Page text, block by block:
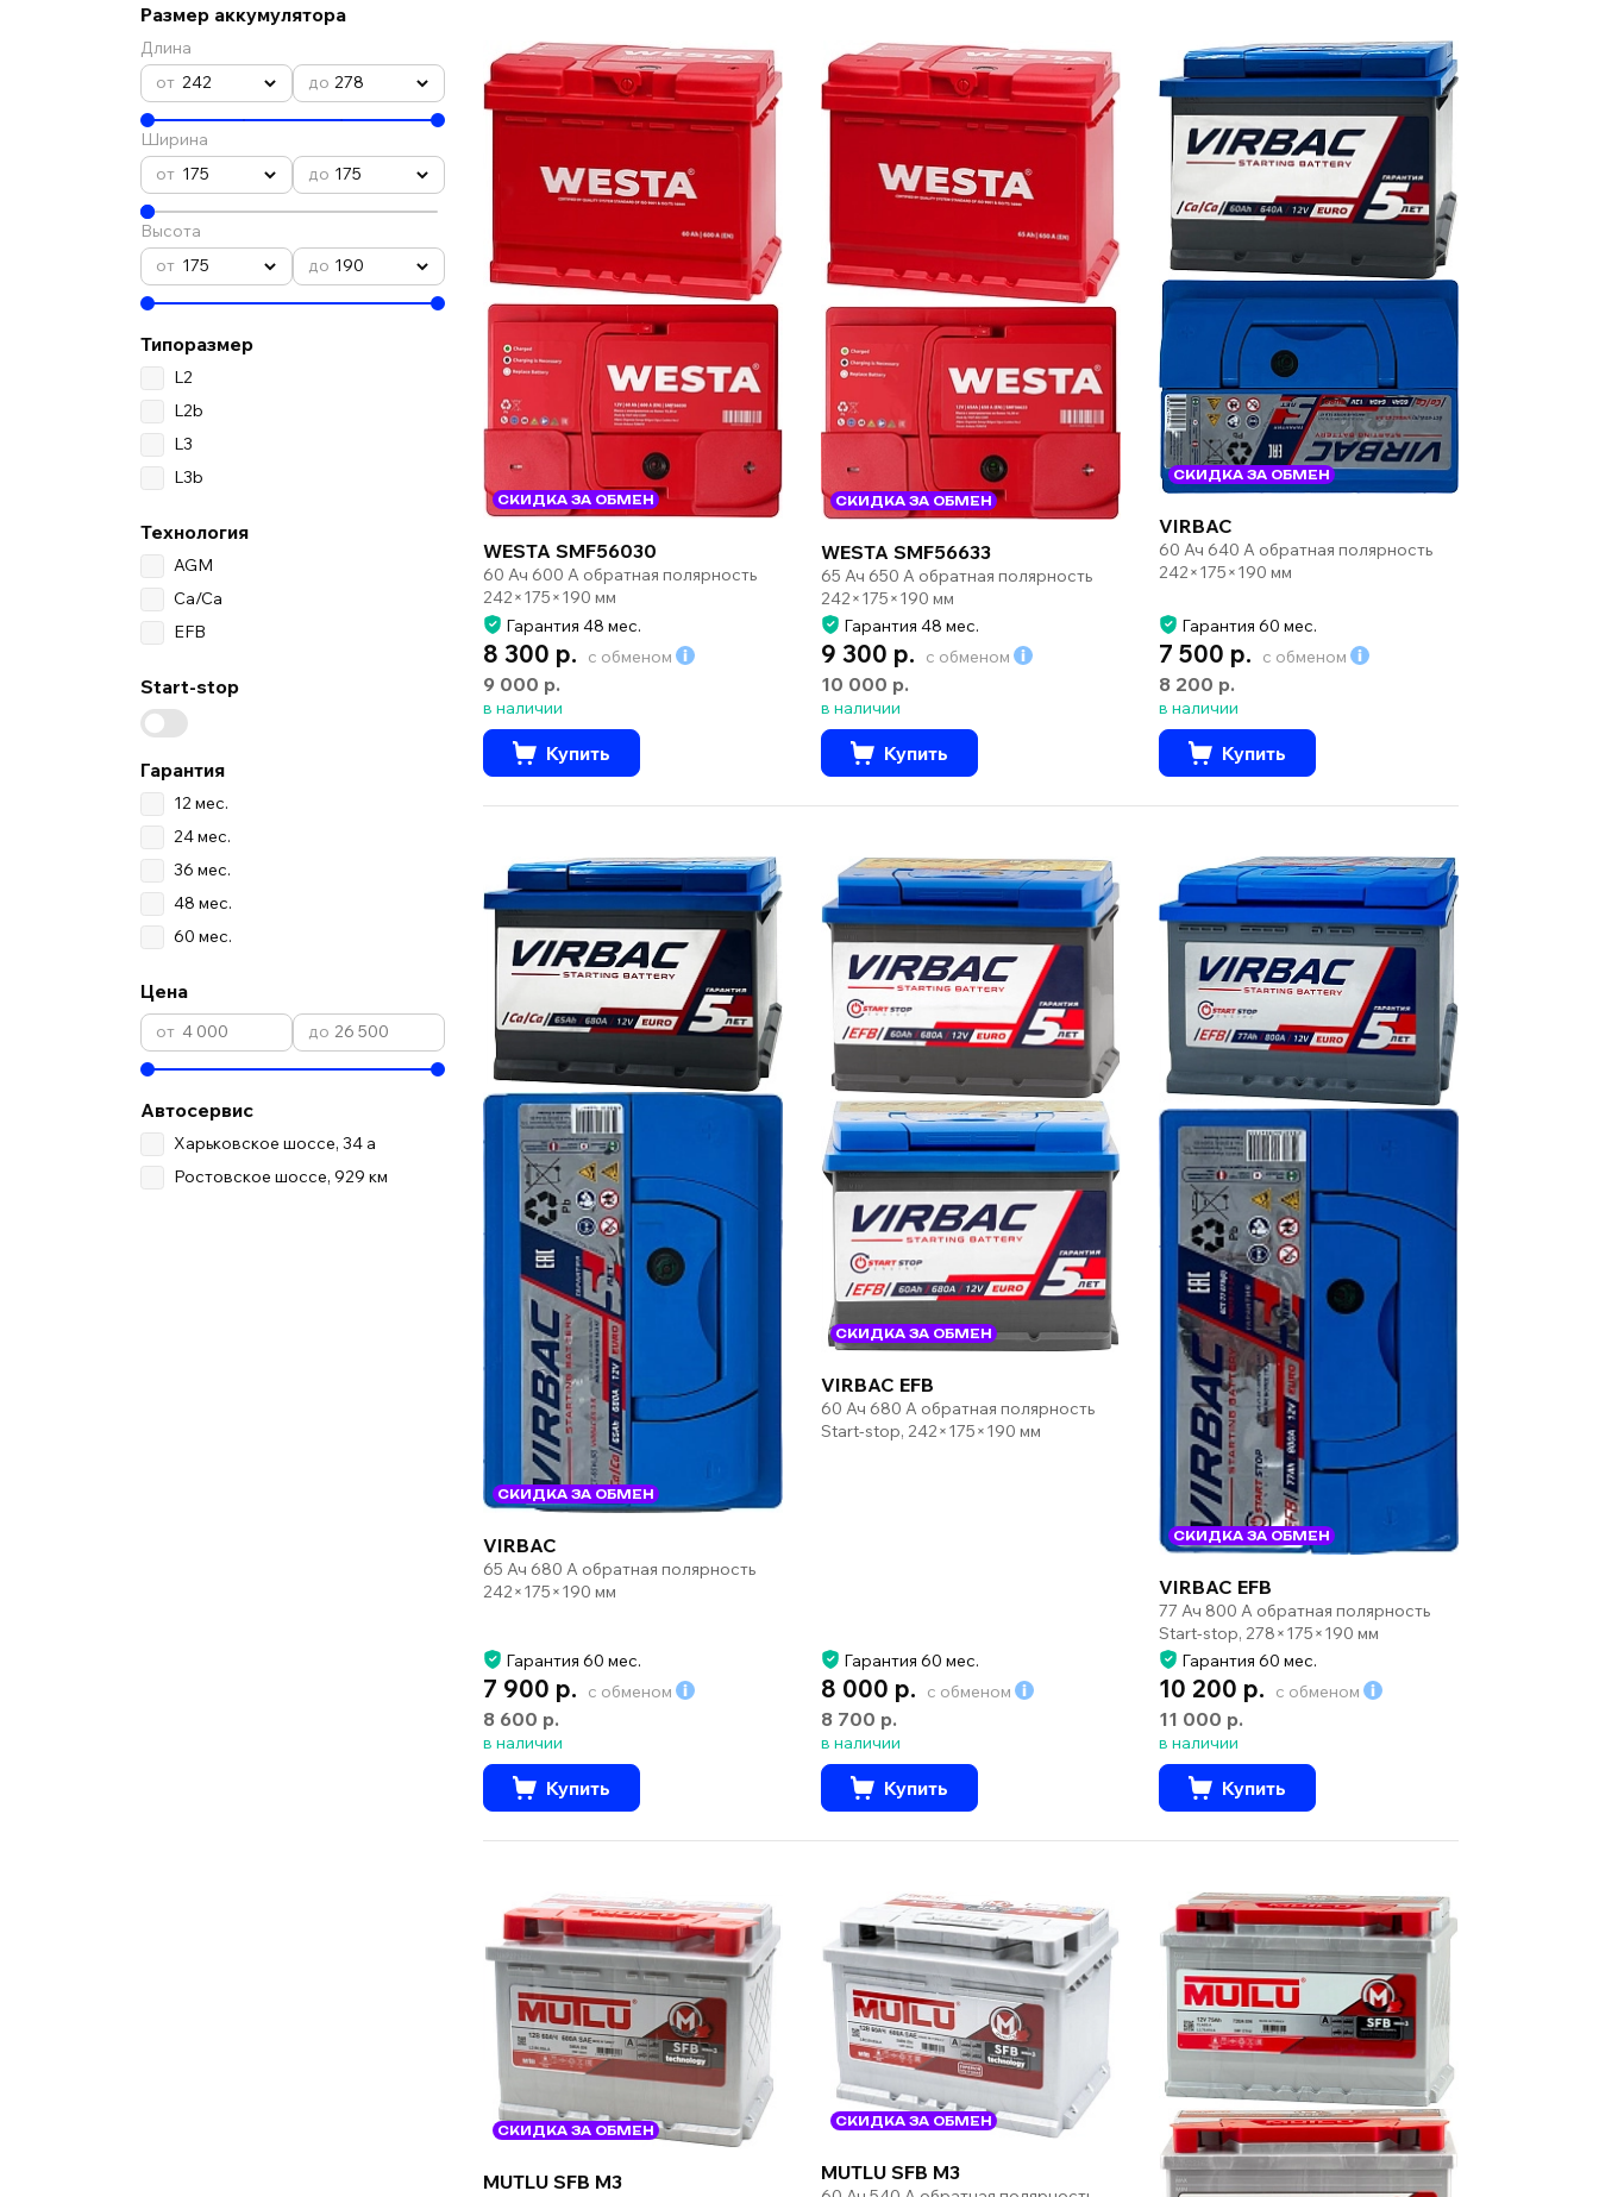
Размер аккумулятора
Длина
242
278
Ширина
175
175
Высота
175
190
Типоразмер
L2
L2b
L3
L3b
Технология
AGM
Ca/Ca
EFB
Start-stop
Гарантия
12 мес.
24 мес.
36 мес.
48 мес.
60 мес.
Цена
Автосервис
Харьковское шоссе, 34 а
Ростовское шоссе, 929 км
СКИДКА ЗА ОБМЕН
WESTA SMF56030
60 Ач 600 А обратная полярность
242×175×190 мм
Гарантия 48 мес.
8 300 р. с обменом
9 000 р.
в наличии
Купить
СКИДКА ЗА ОБМЕН
WESTA SMF56633
65 Ач 650 А обратная полярность
242×175×190 мм
Гарантия 48 мес.
9 300 р. с обменом
10 000 р.
в наличии
Купить
СКИДКА ЗА ОБМЕН
VIRBAC
60 Ач 640 А обратная полярность
242×175×190 мм
Гарантия 60 мес.
7 500 р. с обменом
8 200 р.
в наличии
Купить
СКИДКА ЗА ОБМЕН
VIRBAC
65 Ач 680 А обратная полярность
242×175×190 мм
Гарантия 60 мес.
7 900 р. с обменом
8 600 р.
в наличии
Купить
СКИДКА ЗА ОБМЕН
VIRBAC EFB
60 Ач 680 А обратная полярность
Start-stop, 242×175×190 мм
Гарантия 60 мес.
8 000 р. с обменом
8 700 р.
в наличии
Купить
СКИДКА ЗА ОБМЕН
VIRBAC EFB
77 Ач 800 А обратная полярность
Start-stop, 278×175×190 мм
Гарантия 60 мес.
10 200 р. с обменом
11 000 р.
в наличии
Купить
СКИДКА ЗА ОБМЕН
MUTLU SFB M3
СКИДКА ЗА ОБМЕН
MUTLU SFB M3